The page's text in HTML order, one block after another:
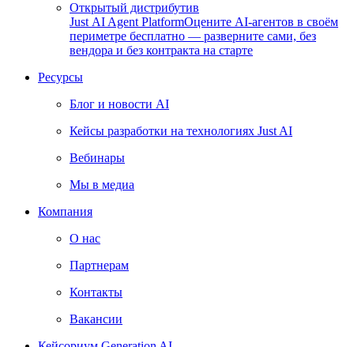
Открытый дистрибутив
Just AI Agent PlatformОцените AI-агентов в своём
периметре бесплатно — разверните сами, без
вендора и без контракта на старте
Ресурсы
Блог и новости AI
Кейсы разработки на технологиях Just AI
Вебинары
Мы в медиа
Компания
О нас
Партнерам
Контакты
Вакансии